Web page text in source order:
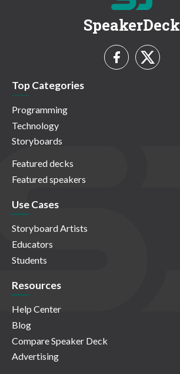
SpeakerDeck
Top Categories
Programming
Technology
Storyboards
Featured decks
Featured speakers
Use Cases
Storyboard Artists
Educators
Students
Resources
Help Center
Blog
Compare Speaker Deck
Advertising